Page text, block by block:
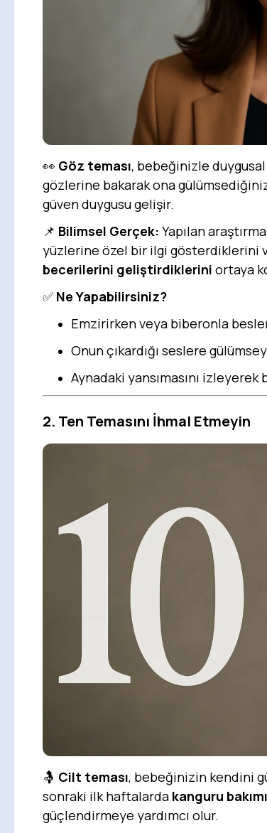
👀 Göz teması, bebeğinizle
gözlerine bakarak ona
güven duygusu gelişir.
📌 Bilimsel Gerçek: Yapılan
yüzlerine özel bir ilgi gösterdiklerini
becerilerini geliştirdiklerini ortaya
✅ Ne Yapabilirsiniz?
Emzirirken veya biberonla
Onun çıkardığı seslere
Aynadaki yansımasını
2. Ten Temasını İhmal Etmeyin
🤱 Cilt teması, bebeğinizin kendini
sonraki ilk haftalarda kanguru
güçlendirmeye yardımcı olur.